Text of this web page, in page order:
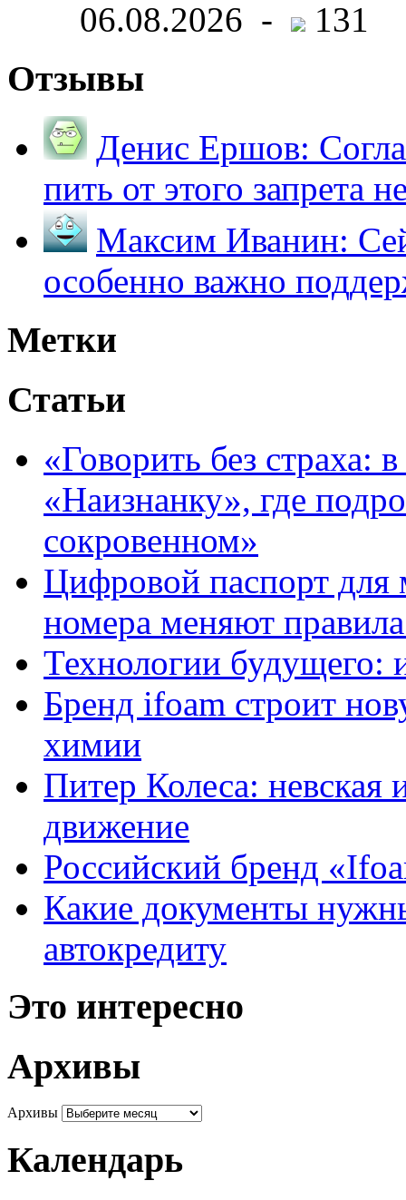
06.08.2026 -
131
Отзывы
Денис Ершов:
пить от этого запрета
Максим Иванин:
особенно важно
Метки
Статьи
«Говорить без страха:
«Наизнанку», где
сокровенном»
Цифровой паспорт для
номера меняют
Технологии будущего:
Бренд ifoam строит
химии
Питер Колеса: невская
движение
Российский бренд
Какие документы
автокредиту
Это интересно
Архивы
Архивы
Календарь